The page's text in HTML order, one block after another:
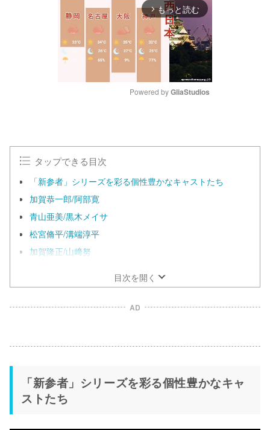
arrow_forward_ios もっと読む
Powered by GliaStudios
タップできる目次
「新参者」シリーズを彩る個性豊かなキャストたち
加賀恭一郎/阿部寛
青山亜美/黒木メイサ
松宮脩平/溝端淳平
加賀隆正/山﨑努
目次を開く
AD
「新参者」シリーズを彩る個性豊かなキャ
ストたち